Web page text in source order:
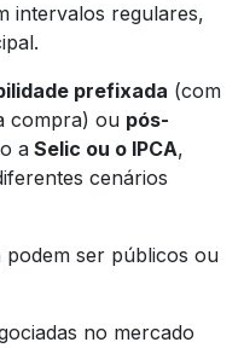
intervalos regulares,
prefixada (com
compra) ou pós-
a Selic ou o IPCA,
cenários
podem ser públicos ou
no mercado